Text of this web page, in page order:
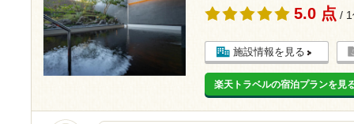
5.0 点 /
施設情報を見る
楽天トラベルの宿泊プランを見